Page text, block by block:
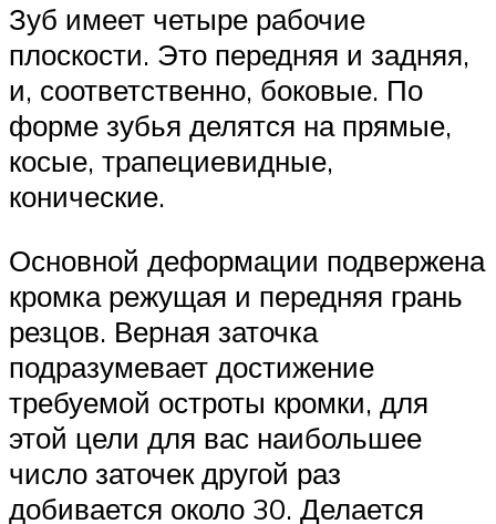
Зуб имеет четыре рабочие
плоскости. Это передняя и задняя,
и, соответственно, боковые. По
форме зубья делятся на прямые,
косые, трапециевидные,
конические.
Основной деформации подвержена
кромка режущая и передняя грань
резцов. Верная заточка
подразумевает достижение
требуемой остроты кромки, для
этой цели для вас наибольшее
число заточек другой раз
добивается около 30. Делается